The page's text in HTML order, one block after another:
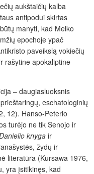
aukštaičių kalba
antipodui skirtas
manyti, kad Melko
epochoje ypač
paveikslą vokiečių
rašytine apokaliptine
– daugiasluoksnis
eschatologinių
12). Hanso-Peterio
turėjo ne tik Senojo ir
knyga ir
žydų ir
literatūra (Kursawa 1976,
yra įsitikinęs, kad